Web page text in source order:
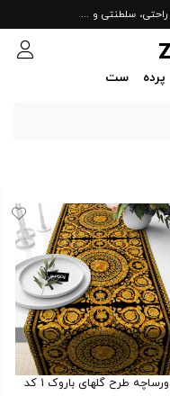
سلطنتی و ...
پرده ست
رانر ورساچه طرح گلهای باروک 1 کد